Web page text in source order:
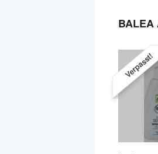
BALEA
Verpasst!